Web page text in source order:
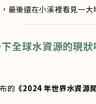
最後還在小溪裡看見一
全球水資源的現狀
的 《2024 年世界水資源